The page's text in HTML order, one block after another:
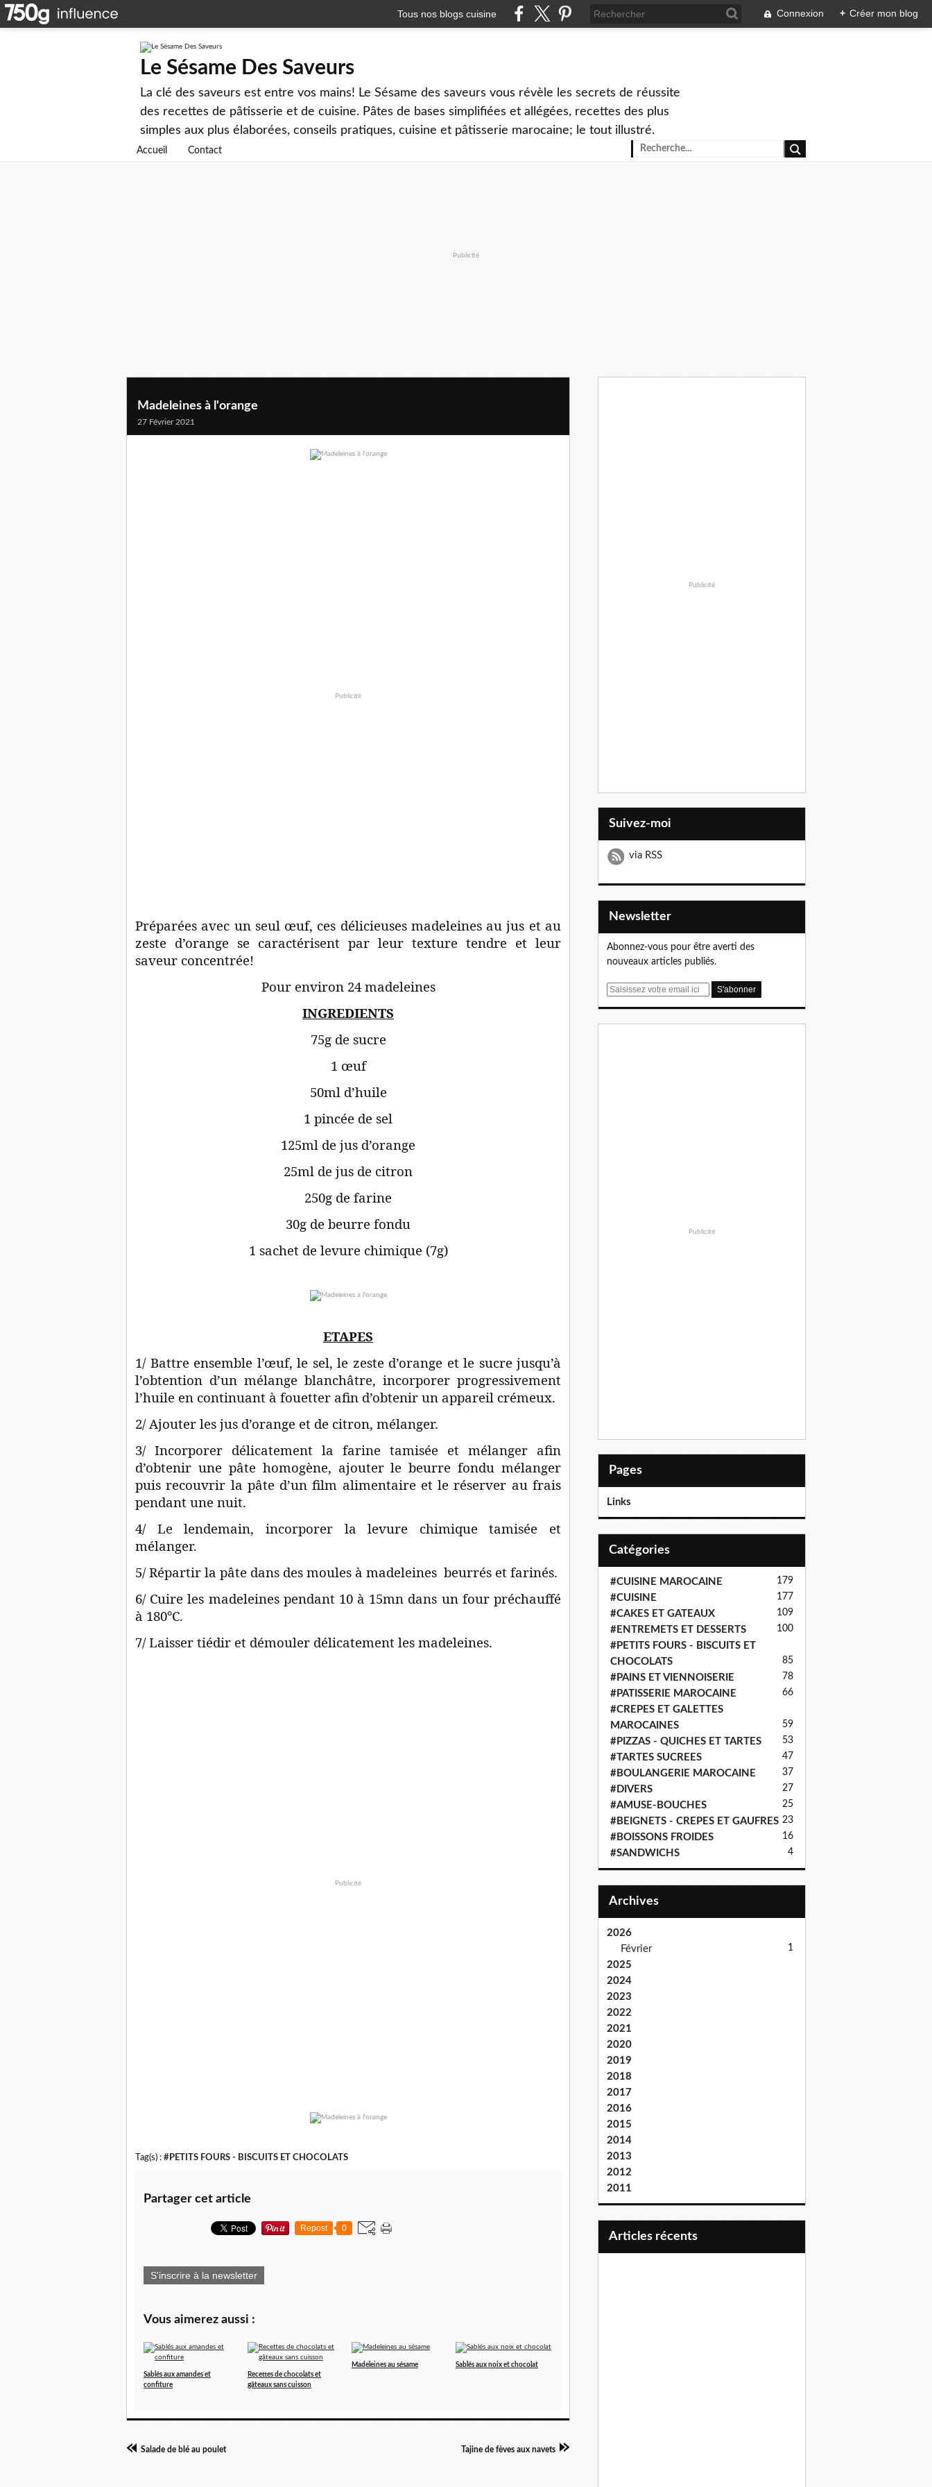
Tous nos blogs cuisine Connexion + Créer mon blog
Le Sésame Des Saveurs
La clé des saveurs est entre vos mains! Le Sésame des saveurs vous révèle les secrets de réussite
des recettes de pâtisserie et de cuisine. Pâtes de bases simplifiées et allégées, recettes des plus
simples aux plus élaborées, conseils pratiques, cuisine et pâtisserie marocaine; le tout illustré.
Accueil Contact
Publicité
Madeleines à l'orange
27 Février 2021
Publicité
Préparées avec un seul œuf, ces délicieuses madeleines au jus et au
zeste d’orange se caractérisent par leur texture tendre et leur
saveur concentrée!
Pour environ 24 madeleines
INGREDIENTS
75g de sucre
1 œuf
50ml d’huile
1 pincée de sel
125ml de jus d’orange
25ml de jus de citron
250g de farine
30g de beurre fondu
1 sachet de levure chimique (7g)
ETAPES
1/ Battre ensemble l’œuf, le sel, le zeste d’orange et le sucre jusqu’à
l’obtention d’un mélange blanchâtre, incorporer progressivement
l’huile en continuant à fouetter afin d’obtenir un appareil crémeux.
2/ Ajouter les jus d’orange et de citron, mélanger.
3/ Incorporer délicatement la farine tamisée et mélanger afin
d’obtenir une pâte homogène, ajouter le beurre fondu mélanger
puis recouvrir la pâte d’un film alimentaire et le réserver au frais
pendant une nuit.
4/ Le lendemain, incorporer la levure chimique tamisée et
mélanger.
5/ Répartir la pâte dans des moules à madeleines beurrés et farinés.
6/ Cuire les madeleines pendant 10 à 15mn dans un four préchauffé
à 180°C.
7/ Laisser tiédir et démouler délicatement les madeleines.
Publicité
Tag(s) : #PETITS FOURS - BISCUITS ET CHOCOLATS
Partager cet article
Repost 0
S'inscrire à la newsletter
Vous aimerez aussi :
Sablés aux amandes et
confiture
Recettes de chocolats et
gâteaux sans cuisson
Madeleines au sésame Sablés aux noix et chocolat
Salade de blé au poulet Tajine de fèves aux navets
Publicité
Suivez-moi
via RSS
Newsletter
Abonnez-vous pour être averti des
nouveaux articles publiés.
E
Publicité
Pages
Links
Catégories
#CUISINE MAROCAINE 179
#CUISINE 177
#CAKES ET GATEAUX 109
#ENTREMETS ET DESSERTS 100
#PETITS FOURS - BISCUITS ET
CHOCOLATS
85
#PAINS ET VIENNOISERIE 78
#PATISSERIE MAROCAINE 66
#CREPES ET GALETTES
MAROCAINES
59
#PIZZAS - QUICHES ET TARTES 53
#TARTES SUCREES 47
#BOULANGERIE MAROCAINE 37
#DIVERS 27
#AMUSE-BOUCHES 25
#BEIGNETS - CREPES ET GAUFRES 23
#BOISSONS FROIDES 16
#SANDWICHS 4
Archives
2026
Février
1
2025
2024
2023
2022
2021
2020
2019
2018
2017
2016
2015
2014
2013
2012
2011
articles récents